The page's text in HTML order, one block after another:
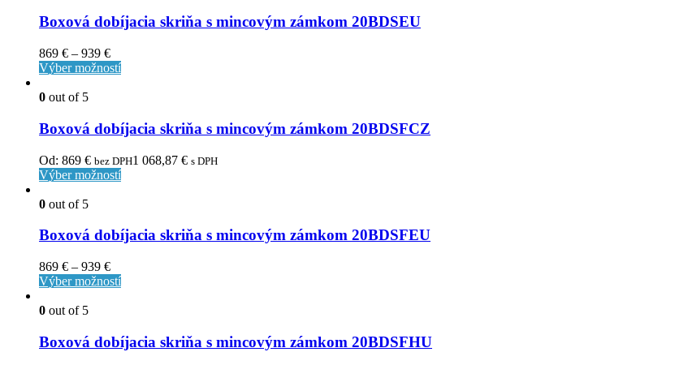
Boxová dobíjacia skriňa s mincovým zámkom 20BDSEU
869 € – 939 €
Výber možností
0 out of 5
Boxová dobíjacia skriňa s mincovým zámkom 20BDSFCZ
Od: 869 € bez DPH1 068,87 € s DPH
Výber možností
0 out of 5
Boxová dobíjacia skriňa s mincovým zámkom 20BDSFEU
869 € – 939 €
Výber možností
0 out of 5
Boxová dobíjacia skriňa s mincovým zámkom 20BDSFHU